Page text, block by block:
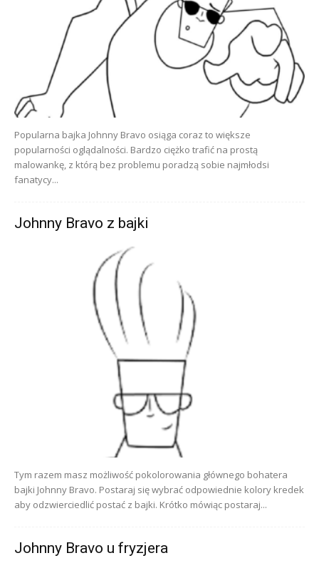
Popularna bajka Johnny Bravo osiąga coraz to większe
popularności oglądalności. Bardzo ciężko trafić na prostą
malowankę, z którą bez problemu poradzą sobie najmłodsi
fanatycy...
Johnny Bravo z bajki
Tym razem masz możliwość pokolorowania głównego bohatera
bajki Johnny Bravo. Postaraj się wybrać odpowiednie kolory kredek
aby odzwierciedlić postać z bajki. Krótko mówiąc postaraj...
Johnny Bravo u fryzjera